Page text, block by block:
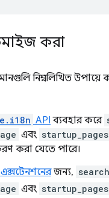
করা
নিম্নলিখিত
API ব্যবহার করে
এবং startup_pages
করা যেতে পারে।
জন্য,
এবং startup_pages